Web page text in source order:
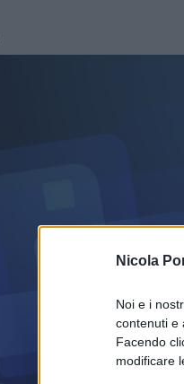
Nicola
Noi e i
contenuti e
Facendo
modificare